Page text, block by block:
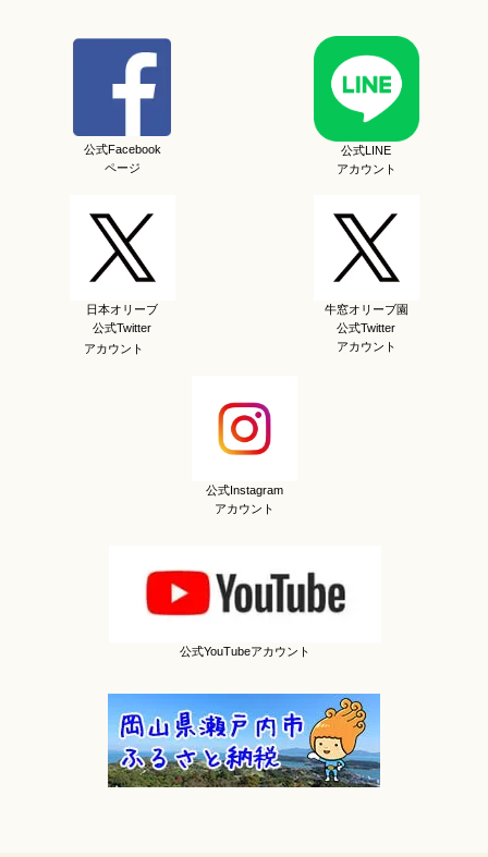
公式Facebook
ページ
公式LINE
アカウント
日本オリーブ
公式Twitter
アカウント
牛窓オリーブ園
公式Twitter
アカウント
公式Instagram
アカウント
公式YouTubeアカウント